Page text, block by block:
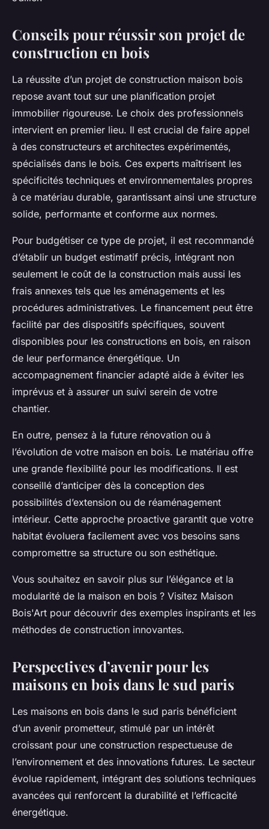
Conseils pour réussir son projet de
construction en bois
La réussite d’un projet de construction maison bois
repose avant tout sur une planification projet
immobilier rigoureuse. Le choix des professionnels
intervient en premier lieu. Il est crucial de faire appel
à des constructeurs et architectes expérimentés,
spécialisés dans le bois. Ces experts maîtrisent les
spécificités techniques et environnementales propres
à ce matériau durable, garantissant ainsi une structure
solide, performante et conforme aux normes.
Pour budgétiser ce type de projet, il est recommandé
d’établir un budget estimatif précis, intégrant non
seulement le coût de la construction mais aussi les
frais annexes tels que les aménagements et les
procédures administratives. Le financement peut être
facilité par des dispositifs spécifiques, souvent
disponibles pour les constructions en bois, en raison
de leur performance énergétique. Un
accompagnement financier adapté aide à éviter les
imprévus et à assurer un suivi serein de votre
chantier.
En outre, pensez à la future rénovation ou à
l’évolution de votre maison en bois. Le matériau offre
une grande flexibilité pour les modifications. Il est
conseillé d’anticiper dès la conception des
possibilités d’extension ou de réaménagement
intérieur. Cette approche proactive garantit que votre
habitat évoluera facilement avec vos besoins sans
compromettre sa structure ou son esthétique.
Vous souhaitez en savoir plus sur l’élégance et la
modularité de la maison en bois ? Visitez Maison
Bois'Art pour découvrir des exemples inspirants et les
méthodes de construction innovantes.
Perspectives d’avenir pour les
maisons en bois dans le sud paris
Les maisons en bois dans le sud paris bénéficient
d’un avenir prometteur, stimulé par un intérêt
croissant pour une construction respectueuse de
l’environnement et des innovations futures. Le secteur
évolue rapidement, intégrant des solutions techniques
avancées qui renforcent la durabilité et l’efficacité
énergétique.